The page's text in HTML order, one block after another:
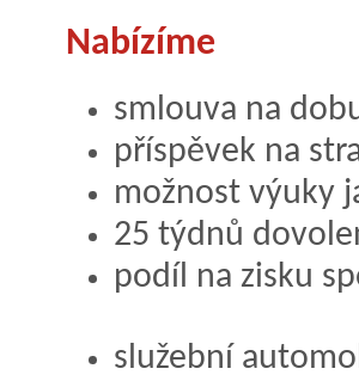
Nabízíme
smlouva na
příspěvek na
možnost výuky
25 týdnů
podíl na zisku
služební